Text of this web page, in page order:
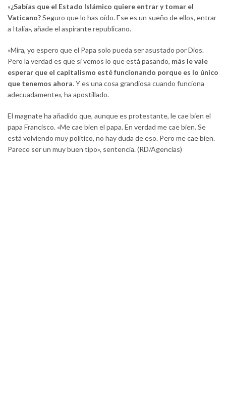
«¿Sabías que el Estado Islámico quiere entrar y tomar el
Vaticano?Seguro que lo has oído. Ese es un sueño de ellos, entrar
a Italia», añade el aspirante republicano.
«Mira, yo espero que el Papa solo pueda ser asustado por Dios.
Pero la verdad es que si vemos lo que está pasando, más le vale
esperar que el capitalismo esté funcionando porque es lo único
que tenemos ahora. Y es una cosa grandiosa cuando funciona
adecuadamente», ha apostillado.
El magnate ha añadido que, aunque es protestante, le cae bien el
papa Francisco. «Me cae bien el papa. En verdad me cae bien. Se
está volviendo muy político, no hay duda de eso. Pero me cae bien.
Parece ser un muy buen tipo», sentencia. (RD/Agencias)